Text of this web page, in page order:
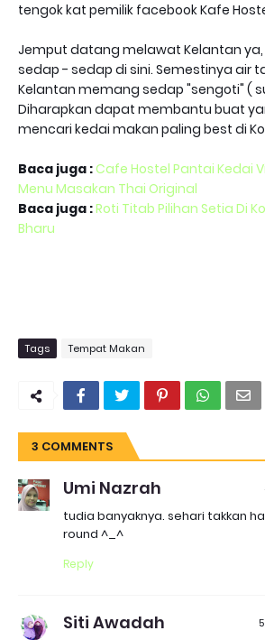
tengok kat pemilik facebook Kafe
Jemput datang melawat Kelantan
sedap - sedap di sini. Semestinya air
Kelantan memang sedap "sengoti" (
Diharapkan dapat membantu buat
mencari kedai makan paling best di
Baca juga : Cafe Hostel Pantai Kedai
Menu Masakan Thai Original
Baca juga :Roti Titab Pilihan Setia Di
Bharu
Tags Tempat Makan
3 COMMENTS
Umi Nazrah
tudia banyaknya. sehari takkan
round ^_^
Reply
Siti Awadah